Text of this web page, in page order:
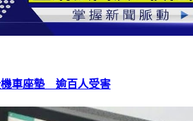
機車座墊 逾百人受害